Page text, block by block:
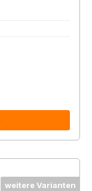
weitere Varianten